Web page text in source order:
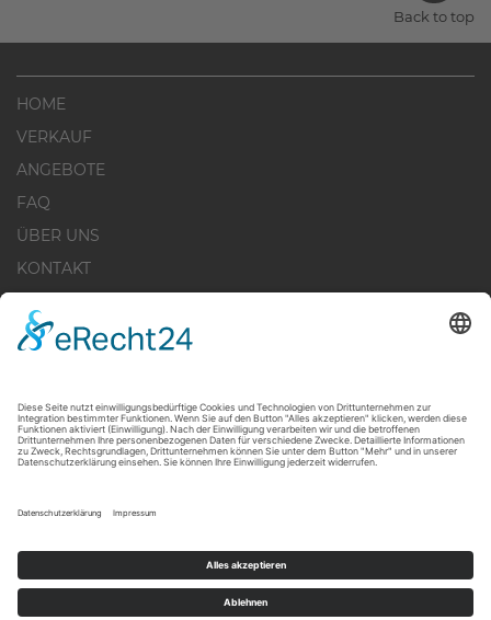
Back to top
HOME
VERKAUF
ANGEBOTE
FAQ
ÜBER UNS
KONTAKT
IMPRESSUM
WIDERRUFSBELEHRUNG
+49 30 - 28 44 519 - 20
INFO@IBB-IMMO.DE